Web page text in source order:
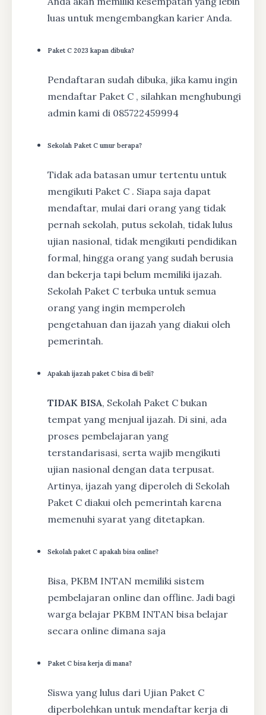
luas untuk mengembangkan karier Anda.
Paket C 2023 kapan dibuka?
Pendaftaran sudah dibuka, jika kamu ingin
mendaftar Paket C , silahkan menghubungi
admin kami di 085722459994
Sekolah Paket C umur berapa?
Tidak ada batasan umur tertentu untuk
mengikuti Paket C . Siapa saja dapat
mendaftar, mulai dari orang yang tidak
pernah sekolah, putus sekolah, tidak lulus
ujian nasional, tidak mengikuti pendidikan
formal, hingga orang yang sudah berusia
dan bekerja tapi belum memiliki ijazah.
Sekolah Paket C terbuka untuk semua
orang yang ingin memperoleh
pengetahuan dan ijazah yang diakui oleh
pemerintah.
Apakah ijazah paket C bisa di beli?
TIDAK BISA, Sekolah Paket C bukan
tempat yang menjual ijazah. Di sini, ada
proses pembelajaran yang
terstandarisasi, serta wajib mengikuti
ujian nasional dengan data terpusat.
Artinya, ijazah yang diperoleh di Sekolah
Paket C diakui oleh pemerintah karena
memenuhi syarat yang ditetapkan.
Sekolah paket C apakah bisa online?
Bisa, PKBM INTAN memiliki sistem
pembelajaran online dan offline. Jadi bagi
warga belajar PKBM INTAN bisa belajar
secara online dimana saja
Paket C bisa kerja di mana?
Siswa yang lulus dari Ujian Paket C
diperbolehkan untuk mendaftar kerja di